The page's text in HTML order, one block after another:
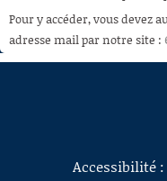
RECHERCHE
AIDE À LA DÉCOUPE
Pour y accéder, vous devez
adresse mail par notre site :
Accessibilité